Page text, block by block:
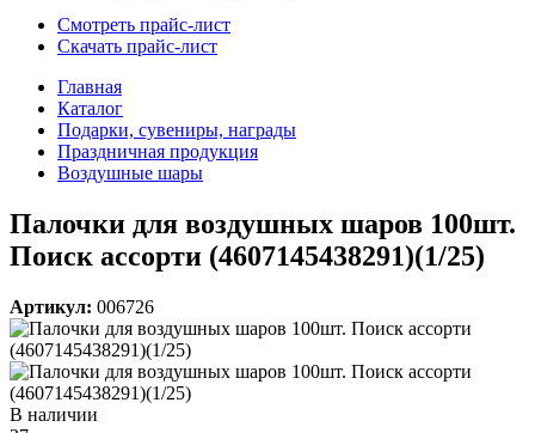
Смотреть прайс-лист
Скачать прайс-лист
Главная
Каталог
Подарки, сувениры, награды
Праздничная продукция
Воздушные шары
Палочки для воздушных шаров 100шт.
Поиск ассорти (4607145438291)(1/25)
Артикул: 006726
В наличии